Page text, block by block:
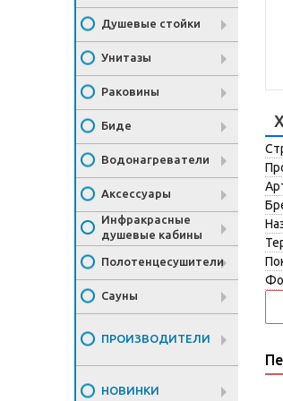
Душевые стойки
Унитазы
Раковины
Биде
Водонагреватели
Аксессуары
Инфракрасные
душевые кабины
Полотенцесушители
Сауны
ПРОИЗВОДИТЕЛИ
НОВИНКИ